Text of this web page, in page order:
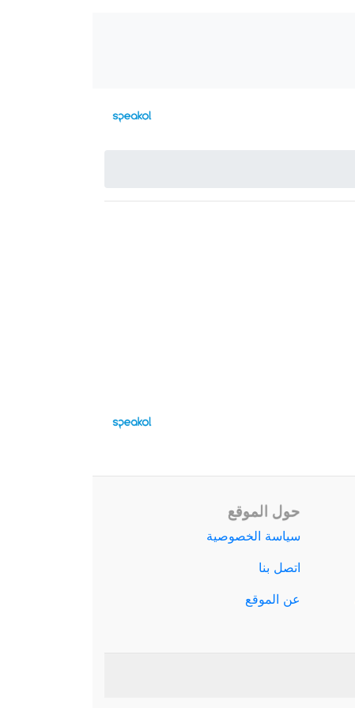
حول الموقع
سياسة الخصوصية
اتصل بنا
عن الموقع